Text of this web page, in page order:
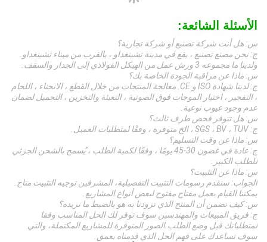
الأسئلة الشائعة:
س: هل أنت شركة تصنيع أو شركة تجارية؟
ج: نحن مصنع تصنيع ، يقع في مدينة تشينغداو ، بالقرب من ميناء تشينغداو.
ولدينا ما مجموعه 3 ورش عمل من الهيكل الفولاذي إلى الجدار والسقف.
س: ماذا عن مراقبة الجودة الخاصة بك؟
ج: لدينا شهادة ISO و CE. معالجة المنتجات من خلال القطع ، الانحناء ، اللحام
، التفجير ، اختبار الموجات فوق الصوتية ، التعبئة والتخزين ، التحميل لضمان
عدم وجود عيوب نوعية.
س: هل تتوفر فحص طرف ثالث؟
ج: SGS ، BV ، TUV ، الخ متوفرة ، وفقًا لمتطلبات العميل.
س: ماذا عن وقت التسليم؟
ج: عادة في غضون 30-45 يومًا ، وفقًا لكمية الطلب ، يُسمح بالشحن الجزئي
للطلب الكبير.
س: ماذا عن التثبيت؟
الجواب: سنقدم رسومات التثبيت التفصيلية، المشرفين توجيه التثبيت متاح.
يمكننا القيام بعمل مفتاح مفتوح لبعض أنواع المشاريع.
س: كيف نضمن أن المنتج الذي تزودنا به هو بالضبط ما نريده؟
ج: فريق المبيعات والمهندسين سوف توفر لك الحل المناسب وفقا
لمتطلباتك قبل وضع الطلب.الصور المتوفرة للمشاريع المكتملة، والتي
سوف تساعدك على فهم الحل الذي قدمناه بعمق.